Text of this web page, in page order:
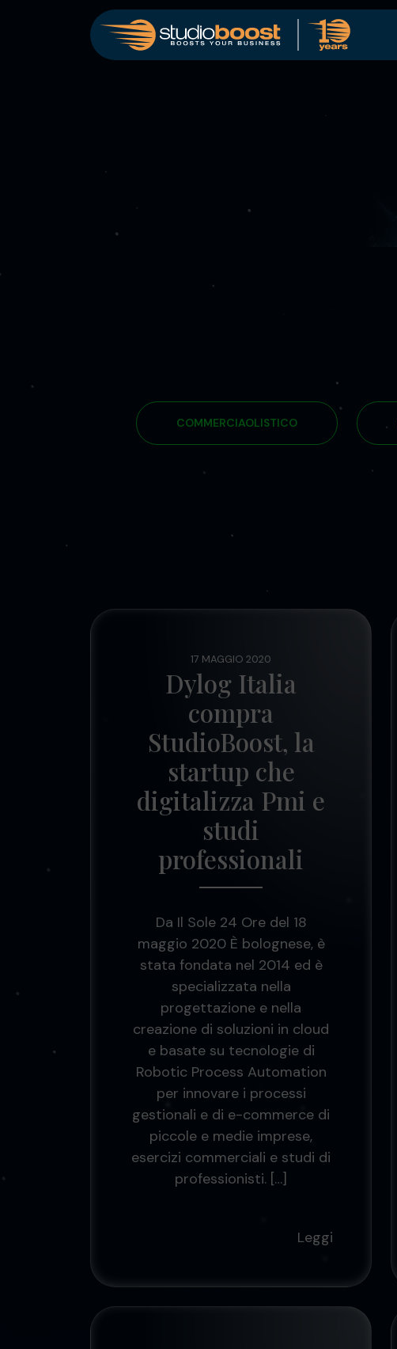
COMMERCIAOLISTICO
17 MAGGIO 2020
Dylog Italia
compra
StudioBoost, la
startup che
digitalizza Pmi e
studi
professionali
Da Il Sole 24 Ore del 18
maggio 2020 È bolognese, è
stata fondata nel 2014 ed è
specializzata nella
progettazione e nella
creazione di soluzioni in cloud
e basate su tecnologie di
Robotic Process Automation
per innovare i processi
gestionali e di e-commerce di
piccole e medie imprese,
esercizi commerciali e studi di
professionisti. […]
Leggi